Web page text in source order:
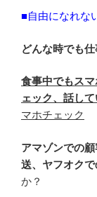
■自由になれな
どんな時でも
食事中でもス
ェック、話し
マホチェック
アマゾンでの
送、ヤフオク
か？